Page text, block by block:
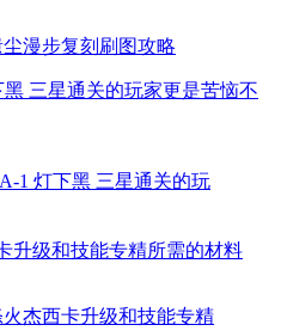
黑 三星通关的玩家更是苦恼不
升级和技能专精所需的材料